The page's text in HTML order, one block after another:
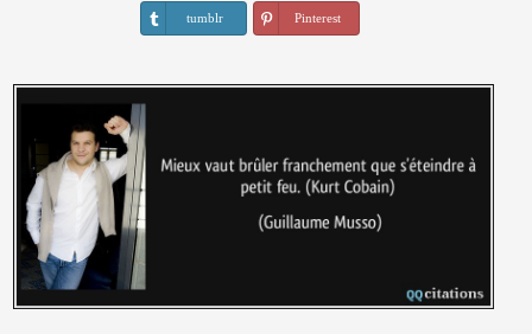
tumblr Pinterest